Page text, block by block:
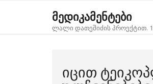
მედიკამენტები
ლალი დათეშიძის პროექტით.
ᲘᲪᲘᲗ